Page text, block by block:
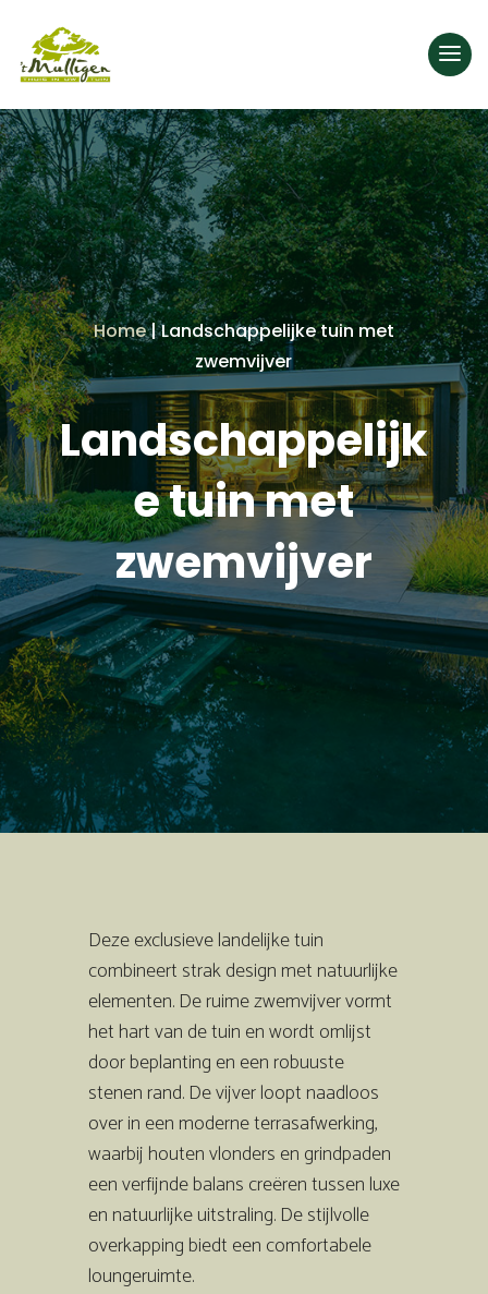
Home|Landschappelijke tuin met
zwemvijver
Landschappelijk
e tuin met
zwemvijver
Deze exclusieve landelijke tuin
combineert strak design met natuurlijke
elementen. De ruime zwemvijver vormt
het hart van de tuin en wordt omlijst
door beplanting en een robuuste
stenen rand. De vijver loopt naadloos
over in een moderne terrasafwerking,
waarbij houten vlonders en grindpaden
een verfijnde balans creëren tussen luxe
en natuurlijke uitstraling. De stijlvolle
overkapping biedt een comfortabele
loungeruimte.